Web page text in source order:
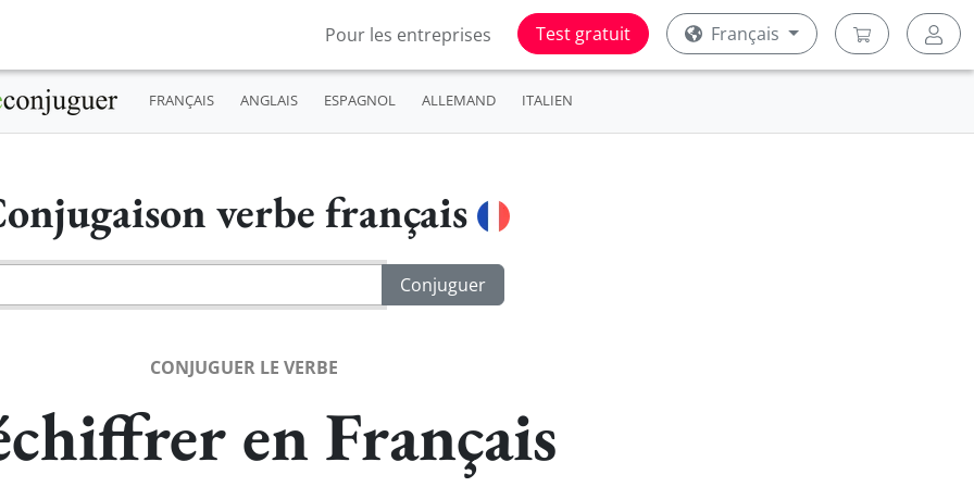
Pour les entreprises Test gratuit Français
FRANÇAIS ANGLAIS ESPAGNOL ALLEMAND ITALIEN
verbe français
CONJUGUER LE VERBE
en Français